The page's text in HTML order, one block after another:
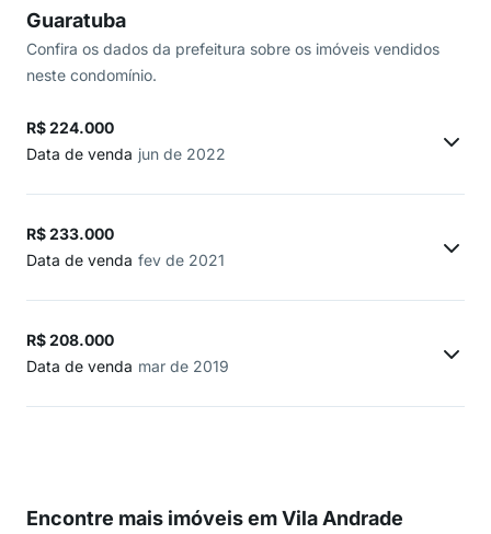
Guaratuba
Confira os dados da prefeitura sobre os imóveis vendidos
neste condomínio.
R$ 224.000
Data de venda jun de 2022
R$ 233.000
Data de venda fev de 2021
R$ 208.000
Data de venda mar de 2019
Encontre mais imóveis em Vila Andrade